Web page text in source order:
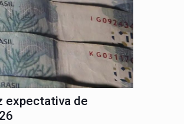
expectativa de